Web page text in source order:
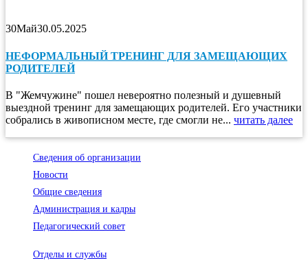
30Май30.05.2025
НЕФОРМАЛЬНЫЙ ТРЕНИНГ ДЛЯ ЗАМЕЩАЮЩИХ
РОДИТЕЛЕЙ
В "Жемчужине" пошел невероятно полезный и душевный
выездной тренинг для замещающих родителей. Его участники
собрались в живописном месте, где смогли не... читать далее
Сведения об организации
Новости
Общие сведения
Администрация и кадры
Педагогический совет
Отделы и службы